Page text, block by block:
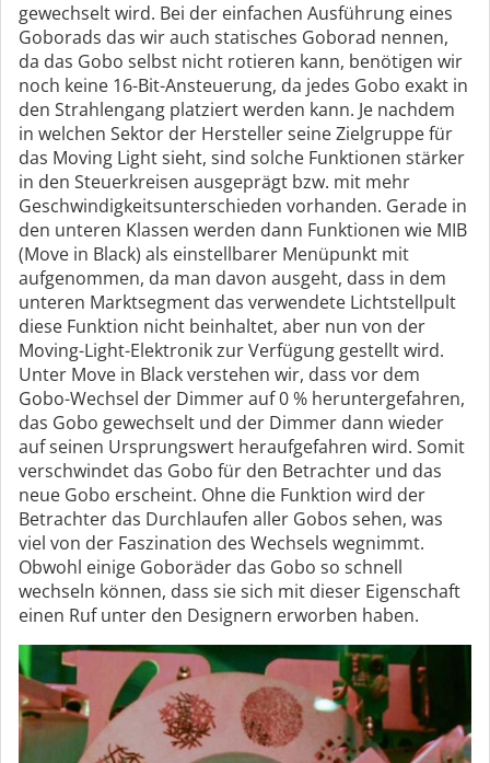
gewechselt wird. Bei der einfachen Ausführung eines
Goborads das wir auch statisches Goborad nennen,
da das Gobo selbst nicht rotieren kann, benötigen wir
noch keine 16-Bit-Ansteuerung, da jedes Gobo exakt in
den Strahlengang platziert werden kann. Je nachdem
in welchen Sektor der Hersteller seine Zielgruppe für
das Moving Light sieht, sind solche Funktionen stärker
in den Steuerkreisen ausgeprägt bzw. mit mehr
Geschwindigkeitsunterschieden vorhanden. Gerade in
den unteren Klassen werden dann Funktionen wie MIB
(Move in Black) als einstellbarer Menüpunkt mit
aufgenommen, da man davon ausgeht, dass in dem
unteren Marktsegment das verwendete Lichtstellpult
diese Funktion nicht beinhaltet, aber nun von der
Moving-Light-Elektronik zur Verfügung gestellt wird.
Unter Move in Black verstehen wir, dass vor dem
Gobo-Wechsel der Dimmer auf 0 % heruntergefahren,
das Gobo gewechselt und der Dimmer dann wieder
auf seinen Ursprungswert heraufgefahren wird. Somit
verschwindet das Gobo für den Betrachter und das
neue Gobo erscheint. Ohne die Funktion wird der
Betrachter das Durchlaufen aller Gobos sehen, was
viel von der Faszination des Wechsels wegnimmt.
Obwohl einige Goboräder das Gobo so schnell
wechseln können, dass sie sich mit dieser Eigenschaft
einen Ruf unter den Designern erworben haben.